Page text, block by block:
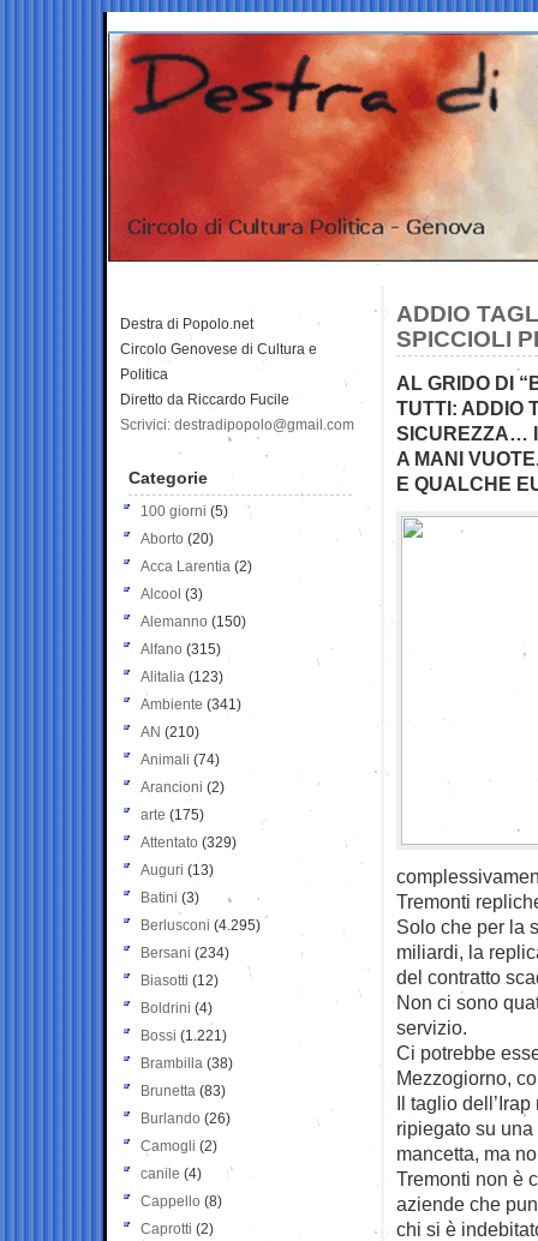
ADDIO
SPICCIOLI
AL GRIDO DI
TUTTI: ADDIO
SICUREZZA… I
A MANI
E QUALCHE
Tremonti
Solo che per la
miliardi, la
del contratto
Non ci sono
servizio.
Ci potrebbe
Mezzogiorno,
Il taglio
ripiegato su
mancetta, ma
Tremonti non è
aziende che
chi si è
Destra di Popolo.net
Circolo Genovese di Cultura e
Politica
Diretto da Riccardo Fucile
Scrivici: destradipopolo@gmail.com
Categorie
100 giorni (5)
Aborto (20)
Acca Larentia (2)
Alcool (3)
Alemanno (150)
Alfano (315)
Alitalia (123)
Ambiente (341)
AN (210)
Animali (74)
Arancioni (2)
arte (175)
Attentato (329)
Auguri (13)
Batini (3)
Berlusconi (4.295)
Bersani (234)
Biasotti (12)
Boldrini (4)
Bossi (1.221)
Brambilla (38)
Brunetta (83)
Burlando (26)
Camogli (2)
canile (4)
Cappello (8)
Caprotti (2)